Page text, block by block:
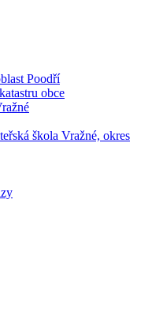
Poodří
obce
škola Vražné, okres